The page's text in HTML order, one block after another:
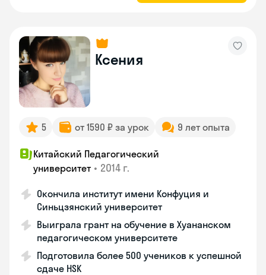
Ксения
5 от 1590 ₽ за урок 9 лет опыта
Китайский Педагогический
университет • 2014 г.
Окончила институт имени Конфуция и
Синьцзянский университет
Выиграла грант на обучение в Хуананском
педагогическом университете
Подготовила более 500 учеников к успешной
сдаче HSK